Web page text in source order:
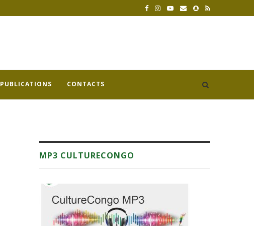
PUBLICATIONS CONTACTS
MP3 CULTURECONGO